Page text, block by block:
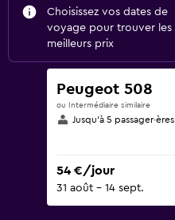
Choisissez vos dates de
voyage pour trouver les
meilleurs prix
Peugeot 508
ou Intermédiaire similaire
Jusqu’à 5 passager·ères
54 €/jour
31 août - 14 sept.